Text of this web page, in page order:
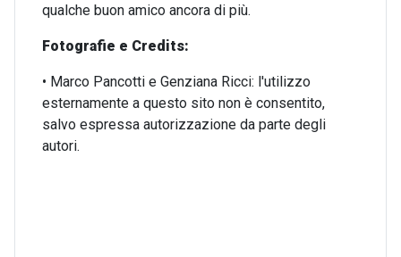
qualche buon amico ancora di più.
Fotografie e Credits:
• Marco Pancotti e Genziana Ricci: l'utilizzo
esternamente a questo sito non è consentito,
salvo espressa autorizzazione da parte degli
autori.